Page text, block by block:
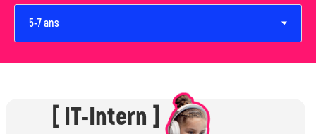
[ IT-Intern ]